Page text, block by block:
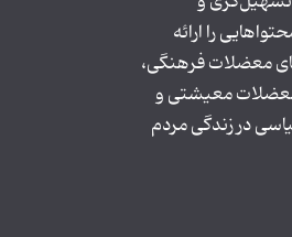
را ارائه
معضلات فرهنگی،
معیشتی و
در زندگی مردم